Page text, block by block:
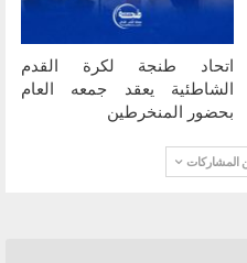
اتحاد طنجة لكرة القدم
الشاطئية يعقد جمعه العام
بحضور المنخرطين
المشاركات